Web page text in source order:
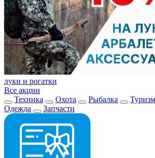
луки и рогатки
Все акции
Техника
Охота Рыбалка Туризм
Одежда
Запчасти